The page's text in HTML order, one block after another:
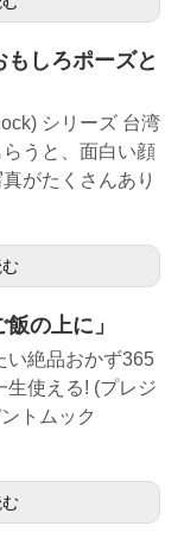
しろポーズと
シリーズ 台湾
うと、面白い顔
がたくさんあり
の上に」
い絶品おかず365
使える! (プレジ
トムック